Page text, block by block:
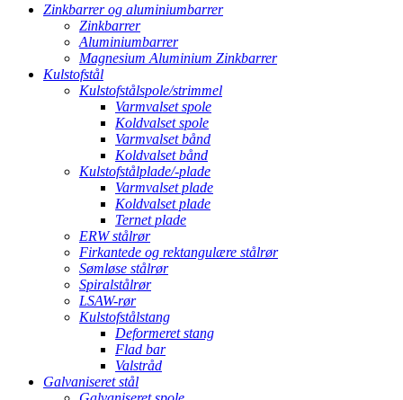
Zinkbarrer og aluminiumbarrer
Zinkbarrer
Aluminiumbarrer
Magnesium Aluminium Zinkbarrer
Kulstofstål
Kulstofstålspole/strimmel
Varmvalset spole
Koldvalset spole
Varmvalset bånd
Koldvalset bånd
Kulstofstålplade/-plade
Varmvalset plade
Koldvalset plade
Ternet plade
ERW stålrør
Firkantede og rektangulære stålrør
Sømløse stålrør
Spiralstålrør
LSAW-rør
Kulstofstålstang
Deformeret stang
Flad bar
Valstråd
Galvaniseret stål